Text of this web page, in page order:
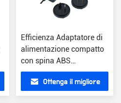
Efficienza Adaptatore di
alimentazione compatto
con spina ABS
US/EU/UK/AU da 1,5 m
Ottenga il migliore